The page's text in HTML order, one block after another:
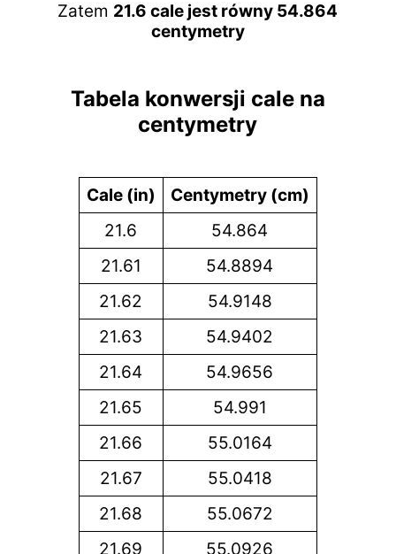
Zatem 21.6 cale jest równy 54.864
centymetry
Tabela konwersji cale na
centymetry
Cale (in)
Centymetry (cm)
21.6
54.864
21.61
54.8894
21.62
54.9148
21.63
54.9402
21.64
54.9656
21.65
54.991
21.66
55.0164
21.67
55.0418
21.68
55.0672
21.69
55.0926